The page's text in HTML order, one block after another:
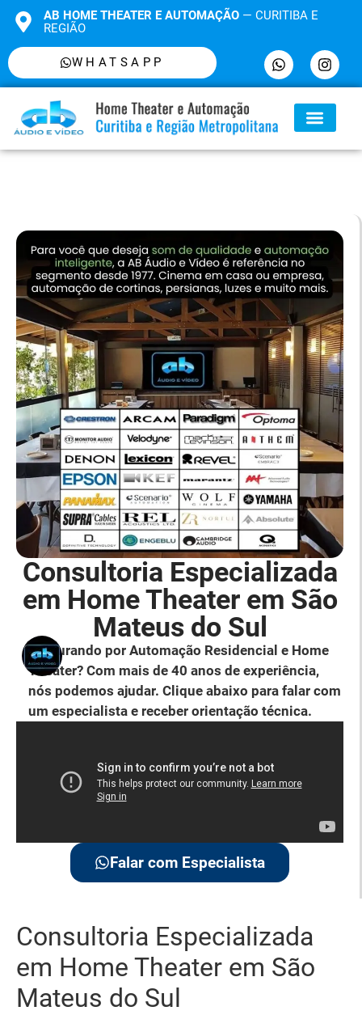
AB HOME THEATER E AUTOMAÇÃO— CURITIBA E
REGIÃO
WHATSAPP
Consultoria Especializada
em Home Theater em São
Mateus do Sul
Procurando por Automação Residencial e Home
Theater? Com mais de 40 anos de experiência,
nós podemos ajudar. Clique abaixo para falar com
um especialista e receber orientação técnica.
Falar com Especialista
Consultoria Especializada
em Home Theater em São
Mateus do Sul